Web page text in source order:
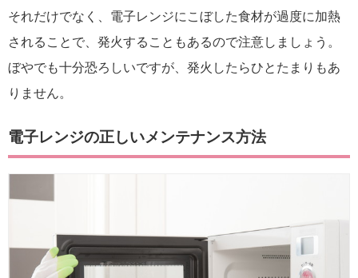
それだけでなく、電子レンジにこぼした食材が過度に加熱
されることで、発火することもあるので注意しましょう。
ぼやでも十分恐ろしいですが、発火したらひとたまりもあ
りません。
電子レンジの正しいメンテナンス方法